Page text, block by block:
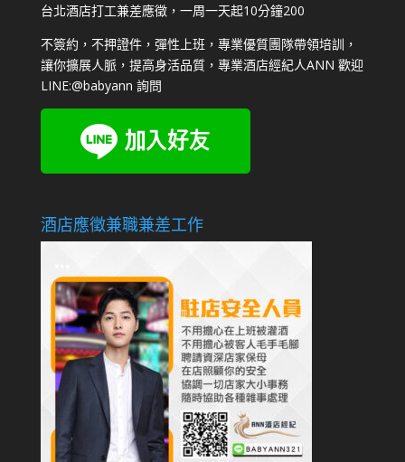
台北酒店打工兼差應徵，一周一天起10分鐘200
不簽約，不押證件，彈性上班，專業優質團隊帶領培訓，
讓你擴展人脈，提高身活品質，專業酒店經紀人ANN 歡迎
LINE:@babyann 詢問
酒店應徵兼職兼差工作